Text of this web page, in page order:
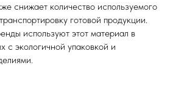
снижает количество используемого
готовой продукции.
используют этот материал в
с экологичной упаковкой и